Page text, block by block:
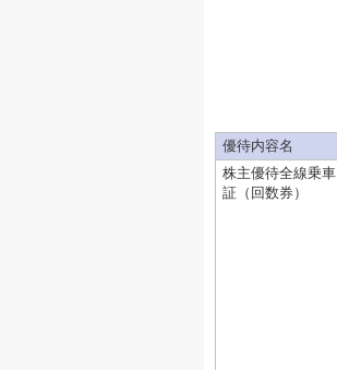
優待内容名
株主優待全線乗車
証（回数券）